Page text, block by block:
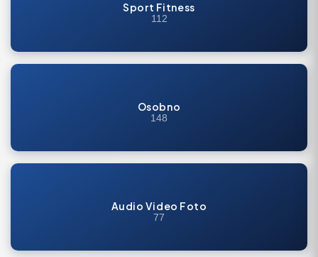
Sport Fitness
112
Osobno
148
Audio Video Foto
77